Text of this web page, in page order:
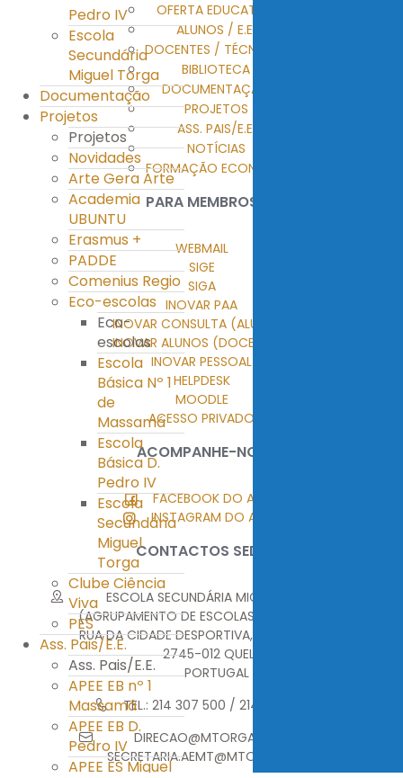
Pedro IV
Escola
Secundária
Miguel Torga
Documentação
Projetos
Projetos
Novidades
Arte Gera Arte
Academia
UBUNTU
Erasmus +
PADDE
Comenius Regio
Eco-escolas
Eco-
escolas
Escola
Básica Nº 1
de
Massamá
Escola
Básica D.
Pedro IV
Escola
Secundária
Miguel
Torga
Clube Ciência
Viva
PES
Ass. Pais/E.E.
Ass. Pais/E.E.
APEE EB nº 1
Massamá
APEE EB D.
Pedro IV
APEE ES Miguel
OFERTA EDUCATIVA
ALUNOS / E.E.
DOCENTES / TÉCNICOS
BIBLIOTECA
DOCUMENTAÇÃO
PROJETOS
ASS. PAIS/E.E.
NOTÍCIAS
FORMAÇÃO ECONTENT
PARA MEMBROS
WEBMAIL
SIGE
SIGA
INOVAR PAA
INOVAR CONSULTA (ALUNOS)
INOVAR ALUNOS (DOCENTES)
INOVAR PESSOAL
HELPDESK
MOODLE
ACESSO PRIVADO
ACOMPANHE-NOS
FACEBOOK DO AEMT
INSTAGRAM DO AEMT
CONTACTOS SEDE
ESCOLA SECUNDÁRIA MIGUEL TORGA
(AGRUPAMENTO DE ESCOLAS MIGUEL TORGA)
RUA DA CIDADE DESPORTIVA, MONTE ABRAÃO
2745-012 QUELUZ
PORTUGAL
TEL.: 214 307 500 / 214 376 314
DIRECAO@MTORGA.EDU.PT
SECRETARIA.AEMT@MTORGA.EDU.PT